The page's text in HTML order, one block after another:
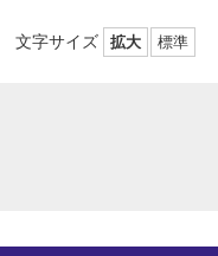
文字サイズ 拡大 標準